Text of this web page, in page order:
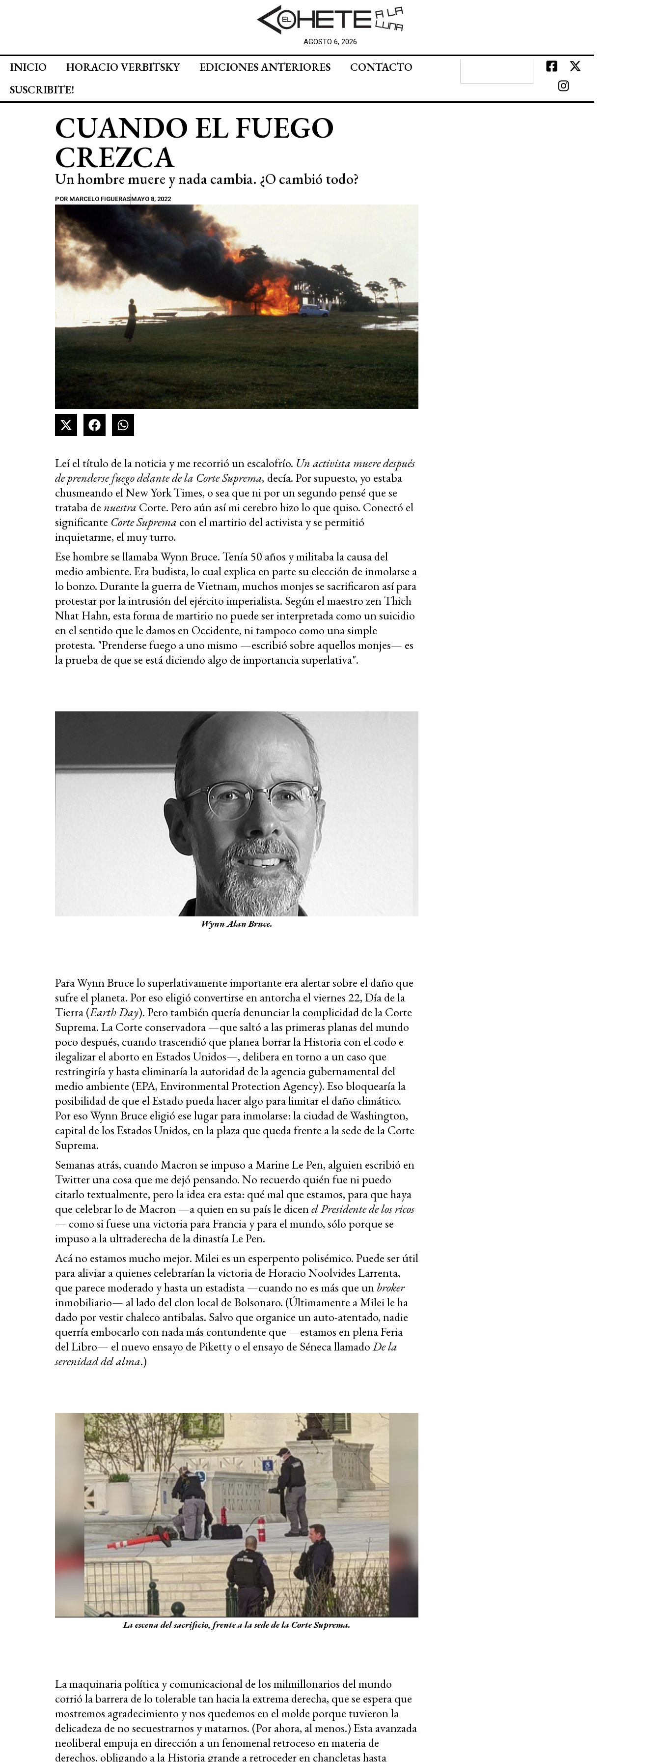
AGOSTO 6, 2026
INICIO HORACIO VERBITSKY EDICIONES ANTERIORES
CONTACTO
SUSCRIBITE!
CUANDO EL FUEGO
CREZCA
Un hombre muere y nada cambia. ¿O cambió todo?
POR MARCELO FIGUERASMAYO 8, 2022
Leí el título de la noticia y me recorrió un escalofrío. Un activista muere después
de prenderse fuego delante de la Corte Suprema, decía. Por supuesto, yo estaba
chusmeando el New York Times, o sea que ni por un segundo pensé que se
trataba de nuestra Corte. Pero aún así mi cerebro hizo lo que quiso. Conectó el
significante Corte Suprema con el martirio del activista y se permitió
inquietarme, el muy turro.
Ese hombre se llamaba Wynn Bruce. Tenía 50 años y militaba la causa del
medio ambiente. Era budista, lo cual explica en parte su elección de inmolarse a
lo bonzo. Durante la guerra de Vietnam, muchos monjes se sacrificaron así para
protestar por la intrusión del ejército imperialista. Según el maestro zen Thich
Nhat Hahn, esta forma de martirio no puede ser interpretada como un suicidio
en el sentido que le damos en Occidente, ni tampoco como una simple
protesta. "Prenderse fuego a uno mismo —escribió sobre aquellos monjes— es
la prueba de que se está diciendo algo de importancia superlativa".
Wynn Alan Bruce.
Para Wynn Bruce lo superlativamente importante era alertar sobre el daño que
sufre el planeta. Por eso eligió convertirse en antorcha el viernes 22, Día de la
Tierra (Earth Day). Pero también quería denunciar la complicidad de la Corte
Suprema. La Corte conservadora —que saltó a las primeras planas del mundo
poco después, cuando trascendió que planea borrar la Historia con el codo e
ilegalizar el aborto en Estados Unidos—, delibera en torno a un caso que
restringiría y hasta eliminaría la autoridad de la agencia gubernamental del
medio ambiente (EPA, Environmental Protection Agency). Eso bloquearía la
posibilidad de que el Estado pueda hacer algo para limitar el daño climático.
Por eso Wynn Bruce eligió ese lugar para inmolarse: la ciudad de Washington,
capital de los Estados Unidos, en la plaza que queda frente a la sede de la Corte
Suprema.
Semanas atrás, cuando Macron se impuso a Marine Le Pen, alguien escribió en
Twitter una cosa que me dejó pensando. No recuerdo quién fue ni puedo
citarlo textualmente, pero la idea era esta: qué mal que estamos, para que haya
que celebrar lo de Macron —a quien en su país le dicenel Presidente de los ricos
— como si fuese una victoria para Francia y para el mundo, sólo porque se
impuso a la ultraderecha de la dinastía Le Pen.
Acá no estamos mucho mejor. Milei es un esperpento polisémico. Puede ser útil
para aliviar a quienes celebrarían la victoria de Horacio Noolvides Larrenta,
que parece moderado y hasta un estadista —cuando no es más que unbroker
inmobiliario— al lado del clon local de Bolsonaro. (Últimamente a Milei le ha
dado por vestir chaleco antibalas. Salvo que organice un auto-atentado, nadie
querría embocarlo con nada más contundente que —estamos en plena Feria
del Libro— el nuevo ensayo de Piketty o el ensayo de Séneca llamadoDe la
serenidad del alma.)
La escena del sacrificio, frente a la sede de la Corte Suprema.
La maquinaria política y comunicacional de los milmillonarios del mundo
corrió la barrera de lo tolerable tan hacia la extrema derecha, que se espera que
mostremos agradecimiento y nos quedemos en el molde porque tuvieron la
delicadeza de no secuestrarnos y matarnos. (Por ahora, al menos.) Esta avanzada
neoliberal empuja en dirección a un fenomenal retroceso en materia de
derechos, obligando a la Historia grande a retroceder en chancletas hasta